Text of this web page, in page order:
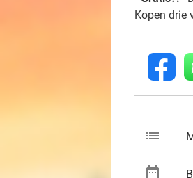
Kopen drie
fb
list
date_range